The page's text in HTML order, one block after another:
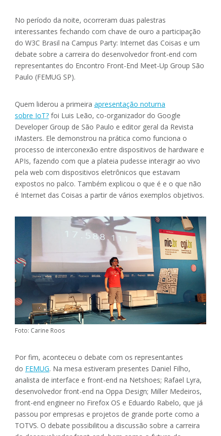
No período da noite, ocorreram duas palestras
interessantes fechando com chave de ouro a participação
do W3C Brasil na Campus Party: Internet das Coisas e um
debate sobre a carreira do desenvolvedor front-end com
representantes do Encontro Front-End Meet-Up Group São
Paulo (FEMUG SP).
Quem liderou a primeira apresentação noturna
sobre IoT? foi Luis Leão, co-organizador do Google
Developer Group de São Paulo e editor geral da Revista
iMasters. Ele demonstrou na prática como funciona o
processo de interconexão entre dispositivos de hardware e
APIs, fazendo com que a plateia pudesse interagir ao vivo
pela web com dispositivos eletrônicos que estavam
expostos no palco. Também explicou o que é e o que não
é Internet das Coisas a partir de vários exemplos objetivos.
Foto: Carine Roos
Por fim, aconteceu o debate com os representantes
do FEMUG. Na mesa estiveram presentes Daniel Filho,
analista de interface e front-end na Netshoes; Rafael Lyra,
desenvolvedor front-end na Oppa Design; Miller Medeiros,
front-end engineer no Firefox OS e Eduardo Rabelo, que já
passou por empresas e projetos de grande porte como a
TOTVS. O debate possibilitou a discussão sobre a carreira